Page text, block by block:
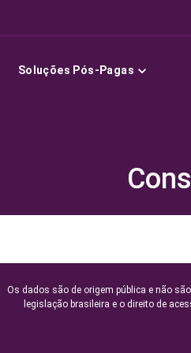
Soluções Pós-Pagas
Os dados são de origem pública e não
legislação brasileira e o direito de